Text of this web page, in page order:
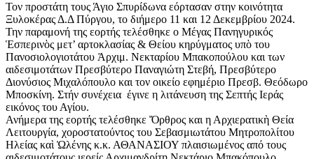
Τον προστάτη τους Άγιο Σπυρίδωνα εόρτασαν στην κοινότητα
Ξυλοκέρας Δ.Δ Πύργου, το διήμερο 11 και 12 Δεκεμβρίου 2024.
Την παραμονή της εορτής τελέσθηκε ο Μέγας Πανηγυρικός
Ἑσπερινὸς μετ’ αρτοκλασίας & Θείου κηρύγματος υπὸ του
Πανοσιολογιοτάτου Ἀρχιμ. Νεκταρίου Μπακοπούλου και των
αιδεσιμοτάτων Πρεσβύτερο Παναγιώτη Στεβή, Πρεσβύτερο
Διονύσιος Μιχαλόπουλο και τον οικείο εφημέριο Πρεσβ. Θεόδωρο
Μποσκίνη. Στήν συνέχεια έγινε η λιτάνευση της Σεπτής Ιεράς
εικόνος του Αγίου.
Ανήμερα της εορτής τελέσθηκε Ὄρθρος και η Αρχιερατικὴ Θεία
Λειτουργία, χοροστατούντος του Σεβασμιωτάτου Μητροπολίτου
Ηλείας καὶ Ὠλένης κ.κ. ΑΘΑΝΑΣΙΟΥ πλαισιωμένος από τους